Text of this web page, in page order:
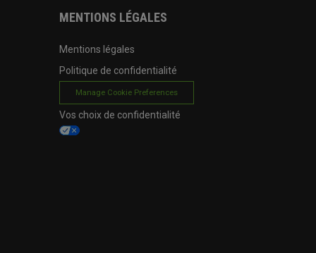
MENTIONS LÉGALES
Mentions légales
Politique de confidentialité
Manage Cookie Preferences
Vos choix de confidentialité